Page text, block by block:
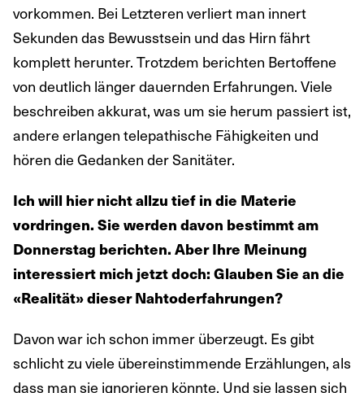
vorkommen. Bei Letzteren verliert man innert
Sekunden das Bewusstsein und das Hirn fährt
komplett herunter. Trotzdem berichten Bertoffene
von deutlich länger dauernden Erfahrungen. Viele
beschreiben akkurat, was um sie herum passiert ist,
andere erlangen telepathische Fähigkeiten und
hören die Gedanken der Sanitäter.
Ich will hier nicht allzu tief in die Materie
vordringen. Sie werden davon bestimmt am
Donnerstag berichten. Aber Ihre Meinung
interessiert mich jetzt doch: Glauben Sie an die
«Realität» dieser Nahtoderfahrungen?
Davon war ich schon immer überzeugt. Es gibt
schlicht zu viele übereinstimmende Erzählungen, als
dass man sie ignorieren könnte. Und sie lassen sich